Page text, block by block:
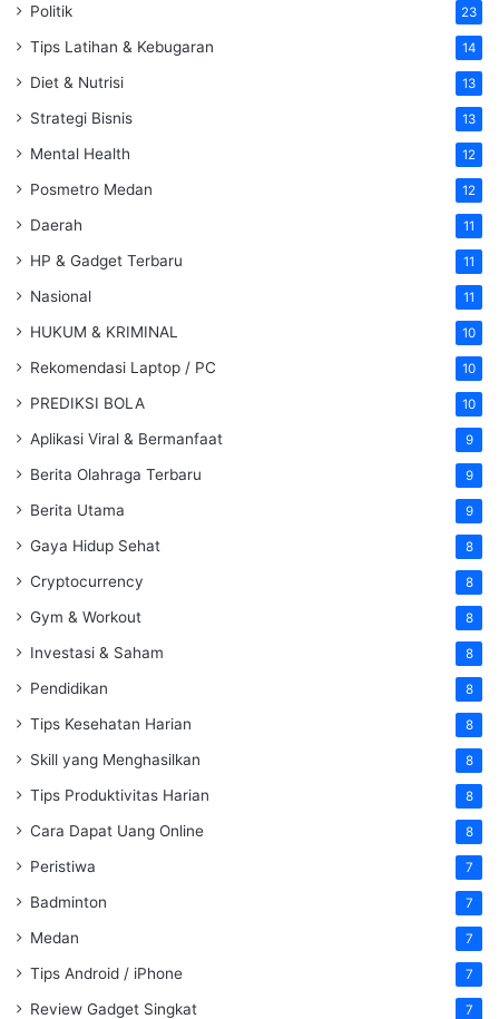
Politik 23
Tips Latihan & Kebugaran 14
Diet & Nutrisi 13
Strategi Bisnis 13
Mental Health 12
Posmetro Medan 12
Daerah 11
HP & Gadget Terbaru 11
Nasional 11
HUKUM & KRIMINAL 10
Rekomendasi Laptop / PC 10
PREDIKSI BOLA 10
Aplikasi Viral & Bermanfaat 9
Berita Olahraga Terbaru 9
Berita Utama 9
Gaya Hidup Sehat 8
Cryptocurrency 8
Gym & Workout 8
Investasi & Saham 8
Pendidikan 8
Tips Kesehatan Harian 8
Skill yang Menghasilkan 8
Tips Produktivitas Harian 8
Cara Dapat Uang Online 8
Peristiwa 7
Badminton 7
Medan 7
Tips Android / iPhone 7
Review Gadget Singkat 7